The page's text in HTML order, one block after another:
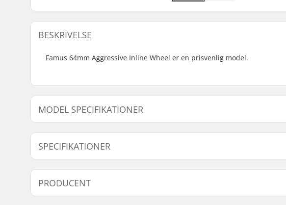
BESKRIVELSE
Famus 64mm Aggressive Inline Wheel er en prisvenlig model.
MODEL SPECIFIKATIONER
Sort - 90A
SPECIFIKATIONER
Hjul per pakke: 1
PRODUCENT